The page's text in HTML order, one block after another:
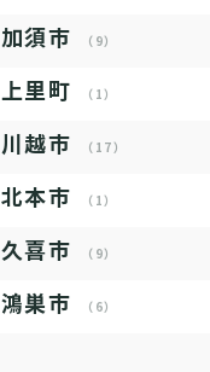
加須市 （9）
上里町 （1）
川越市 （17）
北本市 （1）
久喜市 （9）
鴻巣市 （6）